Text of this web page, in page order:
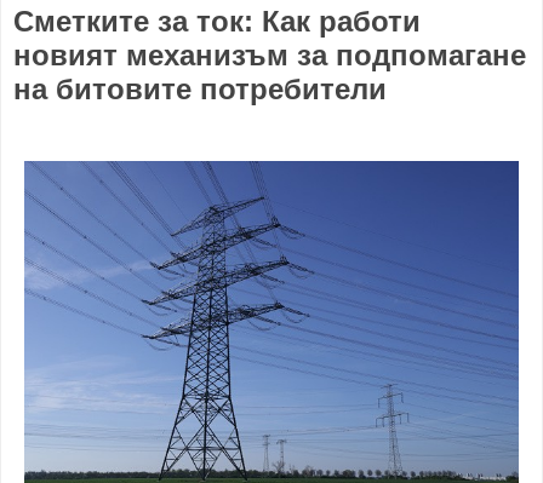
Сметките за ток: Как работи
новият механизъм за подпомагане
на битовите потребители